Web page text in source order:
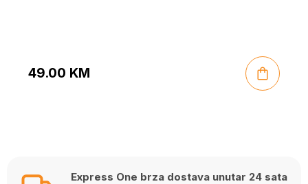
49.00 KM
Express One brza dostava unutar 24 sata